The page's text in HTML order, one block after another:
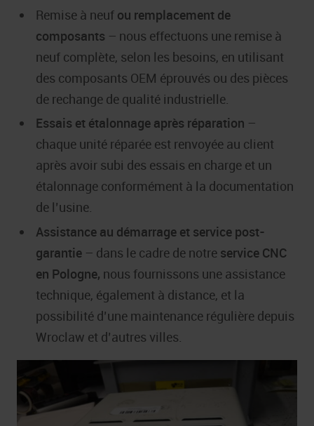
Remise à neuf ou remplacement de
composants – nous effectuons une remise à
neuf complète, selon les besoins, en utilisant
des composants OEM éprouvés ou des pièces
de rechange de qualité industrielle.
Essais et étalonnage après réparation –
chaque unité réparée est renvoyée au client
après avoir subi des essais en charge et un
étalonnage conformément à la documentation
de l’usine.
Assistance au démarrage et service post-
garantie – dans le cadre de notre service CNC
en Pologne, nous fournissons une assistance
technique, également à distance, et la
possibilité d’une maintenance régulière depuis
Wroclaw et d’autres villes.